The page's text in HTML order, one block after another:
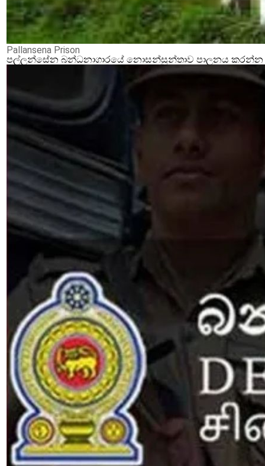
Pallansena Prison
පල්ලන්සේන බන්ධනාගාරයේ නොසන්සුන්තාව පාලනය කරන්න